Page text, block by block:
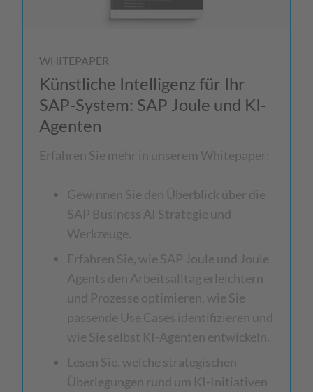
WHITEPAPER
Künstliche Intelligenz für Ihr
SAP-System: SAP Joule und KI-
Agenten
Erfahren Sie mehr in unserem Whitepaper:
Gewinnen Sie den Überblick über die
SAP Business AI Strategie und
Werkzeuge.
Erfahren Sie, wie SAP Joule und Joule
Agents den Arbeitsalltag erleichtern
und Prozesse optimieren, wie Sie
passende Use Cases identifizieren und
wie Sie selbst KI-Agenten entwickeln.
Lesen Sie, welche strategischen
Überlegungen rund um KI-Initiativen